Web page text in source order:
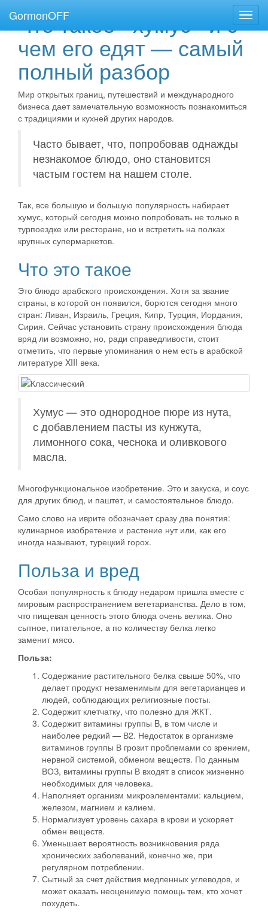
GormonOFF
Что такое «хумус» и с
чем его едят — самый
полный разбор
Мир открытых границ, путешествий и международного
бизнеса дает замечательную возможность познакомиться
с традициями и кухней других народов.
Часто бывает, что, попробовав однажды
незнакомое блюдо, оно становится
частым гостем на нашем столе.
Так, все большую и большую популярность набирает
хумус, который сегодня можно попробовать не только в
турпоездке или ресторане, но и встретить на полках
крупных супермаркетов.
Что это такое
Это блюдо арабского происхождения. Хотя за звание
страны, в которой он появился, борются сегодня много
стран: Ливан, Израиль, Греция, Кипр, Турция, Иордания,
Сирия. Сейчас установить страну происхождения блюда
вряд ли возможно, но, ради справедливости, стоит
отметить, что первые упоминания о нем есть в арабской
литературе XIII века.
Хумус — это однородное пюре из нута,
с добавлением пасты из кунжута,
лимонного сока, чеснока и оливкового
масла.
Многофункциональное изобретение. Это и закуска, и соус
для других блюд, и паштет, и самостоятельное блюдо.
Само слово на иврите обозначает сразу два понятия:
кулинарное изобретение и растение нут или, как его
иногда называют, турецкий горох.
Польза и вред
Особая популярность к блюду недаром пришла вместе с
мировым распространением вегетарианства. Дело в том,
что пищевая ценность этого блюда очень велика. Оно
сытное, питательное, а по количеству белка легко
заменит мясо.
Польза:
Содержание растительного белка свыше 50%, что
делает продукт незаменимым для вегетарианцев и
людей, соблюдающих религиозные посты.
Содержит клетчатку, что полезно для ЖКТ.
Содержит витамины группы B, в том числе и
наиболее редкий — В2. Недостаток в организме
витаминов группы В грозит проблемами со зрением,
нервной системой, обменом веществ. По данным
ВОЗ, витамины группы В входят в список жизненно
необходимых для человека.
Наполняет организм микроэлементами: кальцием,
железом, магнием и калием.
Нормализует уровень сахара в крови и ускоряет
обмен веществ.
Уменьшает вероятность возникновения ряда
хронических заболеваний, конечно же, при
регулярном потреблении.
Сытный за счет действия медленных углеводов, и
может оказать неоценимую помощь тем, кто хочет
похудеть.